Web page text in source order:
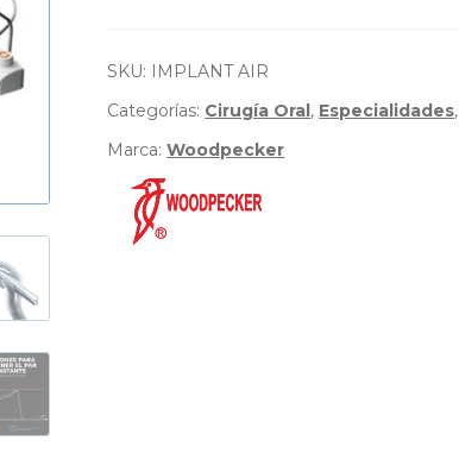
-
Woodpecker
SKU: IMPLANT AIR
Categorías: Cirugía Oral, Especialidades,
Marca:Woodpecker